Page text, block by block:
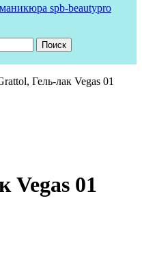
Поиск
Гель-лак Vegas 01
Vegas 01